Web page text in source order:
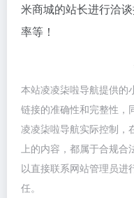
米商城的站长进行洽
率等！
本站凌凌柒啦导航提供的
链接的准确性和完整性，
凌凌柒啦导航实际控制
上的内容，都属于合规合
以直接联系网站管理员进
任。